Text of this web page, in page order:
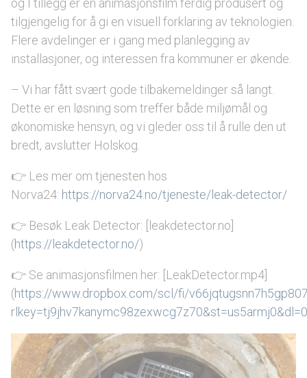
og I tillegg er en animasjonsfilm ferdig produsert og
tilgjengelig for å gi en visuell forklaring av teknologien.
Flere avdelinger er i gang med planlegging av
installasjoner, og interessen fra kommuner er økende.
– Vi har fått svært gode tilbakemeldinger så langt.
Dette er en løsning som treffer både miljømål og
økonomiske hensyn, og vi gleder oss til å rulle den ut
bredt, avslutter Holskog.
👉 Les mer om tjenesten hos
Norva24: https://norva24.no/tjeneste/leak-detector/
👉 Besøk Leak Detector: [leakdetector.no]
(https://leakdetector.no/)
👉 Se animasjonsfilmen her: [LeakDetector.mp4]
(https://www.dropbox.com/scl/fi/
rlkey=tj9jhv7kanymc98zexwcg7z70&st=us5armj0&dl=0